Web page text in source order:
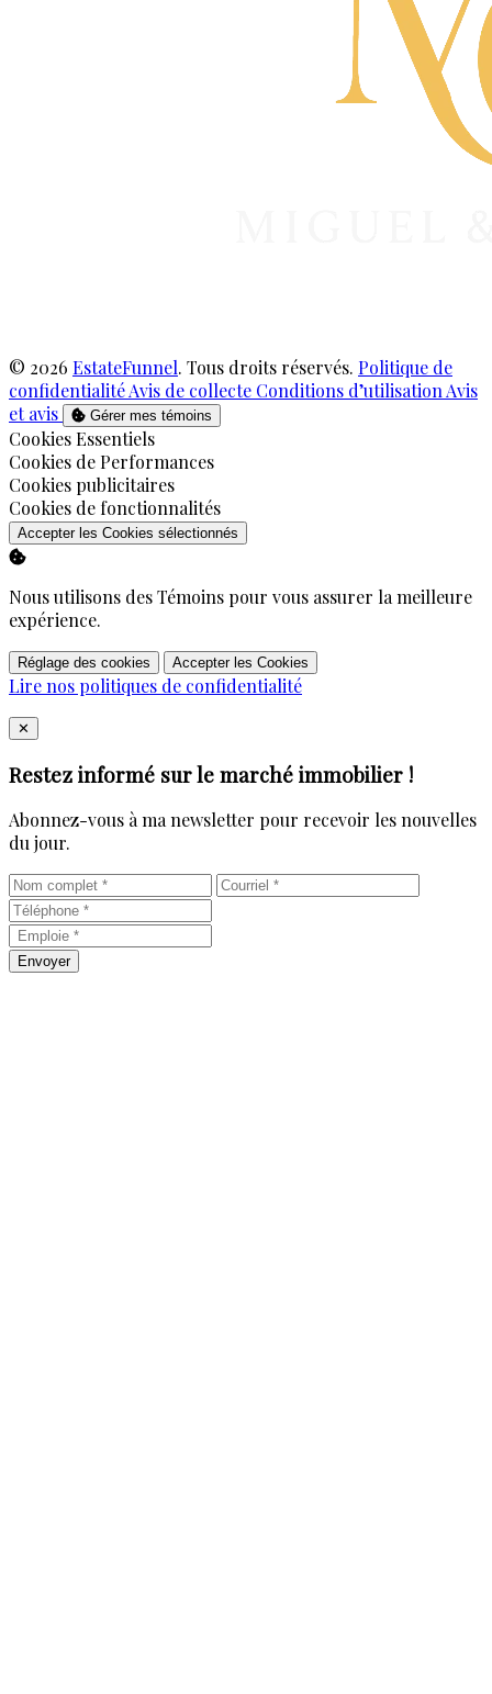
© 2026 EstateFunnel. Tous droits réservés. Politique de
confidentialitéAvis de collecte Conditions d’utilisation Avis
et avis
Gérer mes témoins
Activer
Cookies Essentiels
Activer
Cookies de Performances
Activer
Cookies publicitaires
Activer
Cookies de fonctionnalités
Accepter les Cookies sélectionnés
Nous utilisons des Témoins pour vous assurer la meilleure
expérience.
Réglage des cookies Accepter les Cookies
Lire nos politiques de confidentialité
Close
✕
Restez informé sur le marché immobilier !
Abonnez-vous à ma newsletter pour recevoir les nouvelles
du jour.
Envoyer